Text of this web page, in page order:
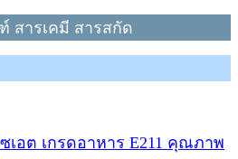
สารเคมี สารสกัด
เอต เกรดอาหาร E211 คุณภาพ